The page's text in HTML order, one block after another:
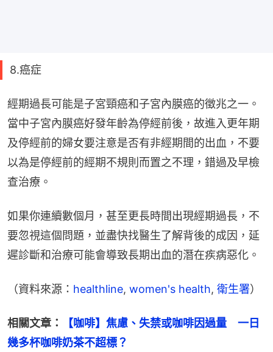
8.癌症
經期過長可能是子宮頸癌和子宮內膜癌的徵兆之一。
當中子宮內膜癌好發年齡為停經前後，故進入更年期
及停經前的婦女要注意是否有非經期間的出血，不要
以為是停經前的經期不規則而置之不理，錯過及早檢
查治療。
如果你連續數個月，甚至更長時間出現經期過長，不
要忽視這個問題，並盡快找醫生了解背後的成因，延
遲診斷和治療可能會導致長期出血的潛在疾病惡化。
（資料來源： healthline, women's health, 衛生署）
相關文章：
【咖啡】焦慮、失禁或咖啡因過量　一日
幾多杯咖啡奶茶不超標？